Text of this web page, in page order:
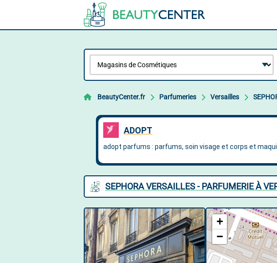
BeautyCenter.fr Parfumeries Versailles
SEPHORA VERSAILLES - PARFUMERIE À
+
−